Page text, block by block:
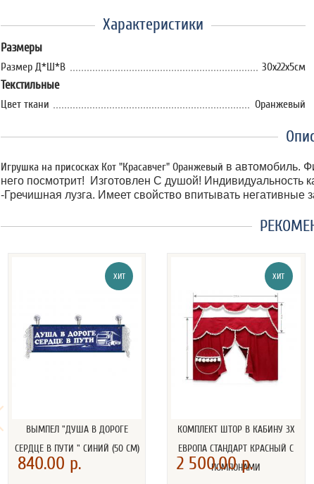
Характеристики
Размеры
Размер Д*Ш*В 30х22х5см
Текстильные
Цвет ткани Оранжевый
Игрушка на присосках Кот "Красавчег" Оранжевый в автомобиль.
него посмотрит! Изготовлен С душой! Индивидуальность
-Гречишная лузга. Имеет свойство впитывать негативные
ХИТ
ВЫМПЕЛ "ДУША В ДОРОГЕ
СЕРДЦЕ В ПУТИ " СИНИЙ (50 СМ)
840.00 р.
ХИТ
КОМПЛЕКТ ШТОР В КАБИНУ 3Х
ЕВРОПА СТАНДАРТ КРАСНЫЙ С
ПОМПОНАМИ
2 500.00 р.